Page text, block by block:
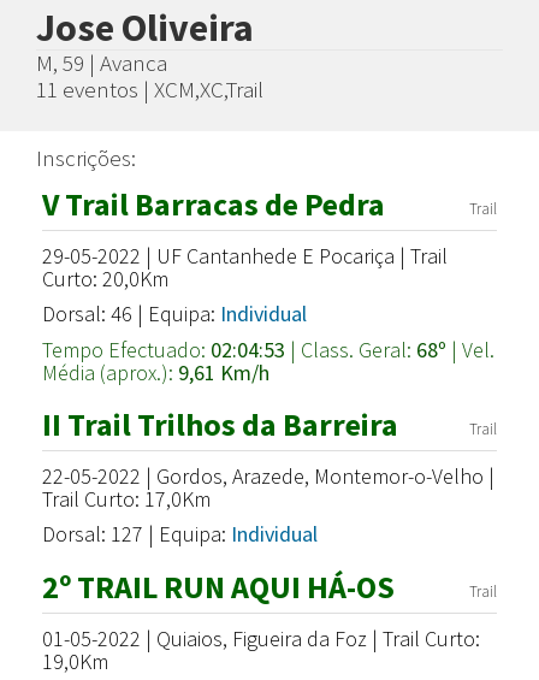
Jose Oliveira
M, 59 | Avanca
11 eventos | XCM,XC,Trail
Inscrições:
V Trail Barracas de Pedra Trail
29-05-2022 | UF Cantanhede E Pocariça | Trail
Curto: 20,0Km
Dorsal: 46 | Equipa: Individual
Tempo Efectuado: 02:04:53 | Class. Geral: 68º | Vel.
Média (aprox.): 9,61 Km/h
II Trail Trilhos da Barreira Trail
22-05-2022 | Gordos, Arazede, Montemor-o-Velho |
Trail Curto: 17,0Km
Dorsal: 127 | Equipa: Individual
2º TRAIL RUN AQUI HÁ-OS Trail
01-05-2022 | Quiaios, Figueira da Foz | Trail Curto:
19,0Km